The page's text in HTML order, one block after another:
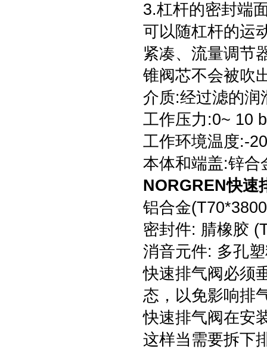
3.杠杆的密封端
可以随杠杆的运
紧凑、流量调节
锥阀芯不会被吹
介质:经过滤的润
工作压力:0~ 10
工作环境温度:-
本体和端盖:锌
NORGREN快速
铝合金
密封件: 腈橡胶
消音元件: 多孔
快速排气阀必须
态，以免影响排
快速排气阀在安
这样当需要拆下